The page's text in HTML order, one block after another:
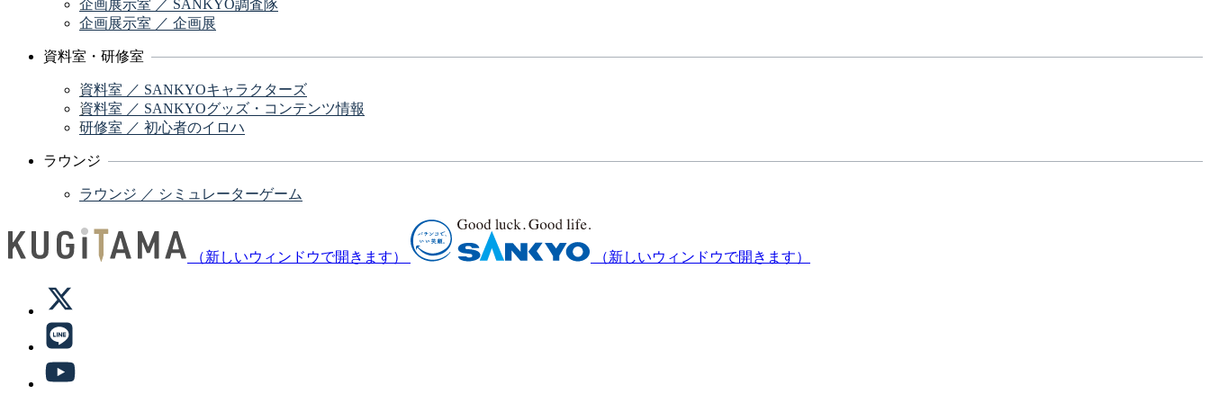
企画展示室 ／ SANKYO調査隊
企画展示室 ／ 企画展
資料室・研修室
資料室 ／ SANKYOキャラクターズ
資料室 ／ SANKYOグッズ・コンテンツ情報
研修室 ／ 初心者のイロハ
ラウンジ
ラウンジ ／ シミュレーターゲーム
（新しいウィンドウで開きます） （新しいウィンドウで開きます）